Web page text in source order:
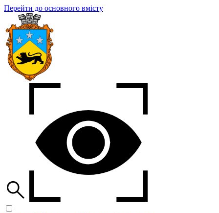
Перейти до основного вмісту